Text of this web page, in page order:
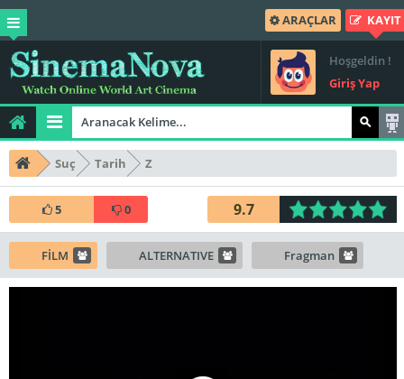
ARAÇLAR KAYIT
Hoşgeldin !
Giriş Yap
Suç Tarih Z
5 0 9.7
FİLM ALTERNATIVE Fragman